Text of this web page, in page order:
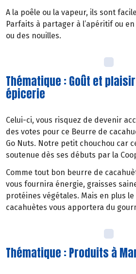
A la poêle ou la vapeur, ils sont
Parfaits à partager à l’apéritif ou
ou des nouilles.
Thématique : Goût et
épicerie
Celui-ci, vous risquez de devenir
des votes pour ce Beurre de
Go Nuts. Notre petit chouchou car
soutenue dès ses débuts par la
Comme tout bon beurre de
vous fournira énergie, graisses
protéines végétales. Mais en plus
cacahuètes vous apportera du
Thématique : Produits à